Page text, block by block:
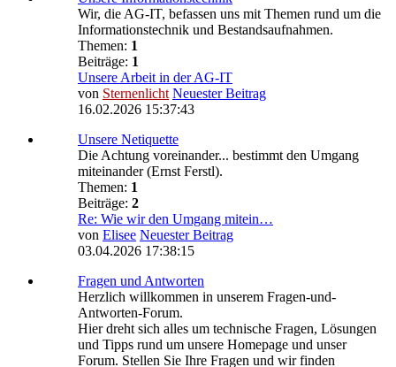
Wir, die AG-IT, befassen uns mit Themen rund um die
Informationstechnik und Bestandsaufnahmen.
Themen: 1
Beiträge: 1
Unsere Arbeit in der AG-IT
von Sternenlicht Neuester Beitrag
16.02.2026 15:37:43
Unsere Netiquette
Die Achtung voreinander... bestimmt den Umgang
miteinander (Ernst Ferstl).
Themen: 1
Beiträge: 2
Re: Wie wir den Umgang mitein…
von Elisee Neuester Beitrag
03.04.2026 17:38:15
Fragen und Antworten
Herzlich willkommen in unserem Fragen-und-
Antworten-Forum.
Hier dreht sich alles um technische Fragen, Lösungen
und Tipps rund um unsere Homepage und unser
Forum. Stellen Sie Ihre Fragen und wir finden